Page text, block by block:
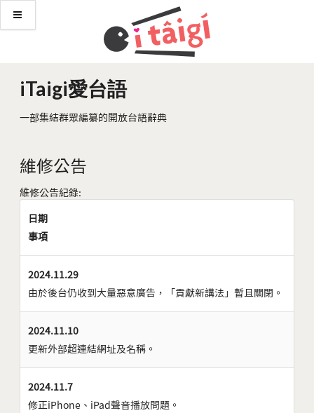
iTaigi愛台語
一部集結群眾編纂的開放台語辭典
維修公告
維修公告紀錄:
日期
事項
2024.11.29
由於後台仍收到大量惡意廣告，「貢獻新講法」暫且關閉。
2024.11.10
更新外部超連結網址及名稱。
2024.11.7
修正iPhone、iPad聲音播放問題。